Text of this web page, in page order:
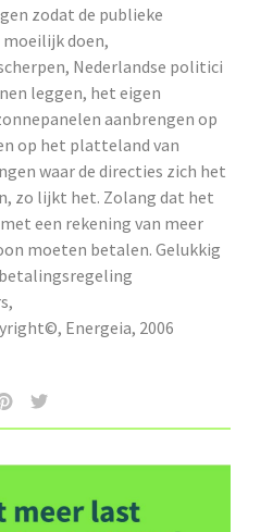
zodat de publieke
doen,
Nederlandse politici
leggen, het eigen
aanbrengen op
op het platteland van
waar de directies zich het
zo lijkt het. Zolang dat het
een rekening van meer
moeten betalen. Gelukkig
Energeia, 2006